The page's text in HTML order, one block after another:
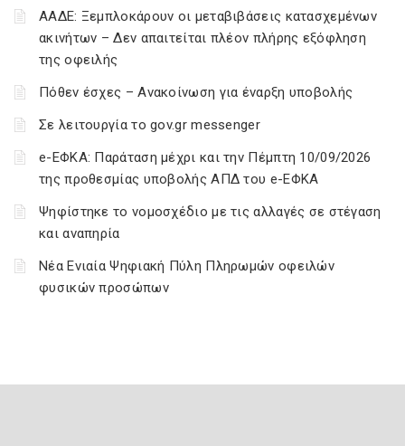
ΑΑΔΕ: Ξεμπλοκάρουν οι μεταβιβάσεις κατασχεμένων
ακινήτων – Δεν απαιτείται πλέον πλήρης εξόφληση
της οφειλής
Πόθεν έσχες – Ανακοίνωση για έναρξη υποβολής
Σε λειτουργία το gov.gr messenger
e-ΕΦΚΑ: Παράταση μέχρι και την Πέμπτη 10/09/2026
της προθεσμίας υποβολής ΑΠΔ του e-ΕΦΚΑ
Ψηφίστηκε το νομοσχέδιο με τις αλλαγές σε στέγαση
και αναπηρία
Νέα Ενιαία Ψηφιακή Πύλη Πληρωμών οφειλών
φυσικών προσώπων